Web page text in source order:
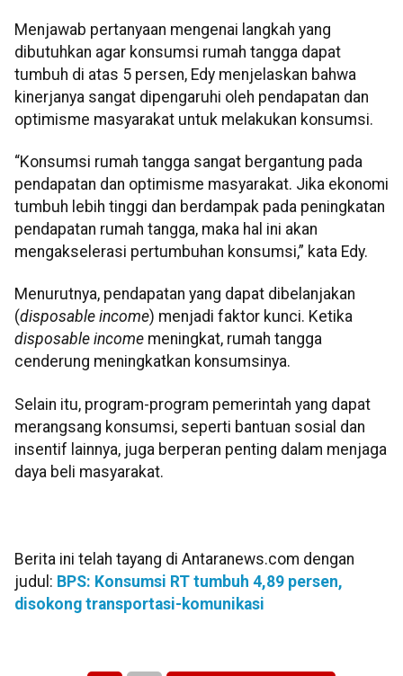
Menjawab pertanyaan mengenai langkah yang
dibutuhkan agar konsumsi rumah tangga dapat
tumbuh di atas 5 persen, Edy menjelaskan bahwa
kinerjanya sangat dipengaruhi oleh pendapatan dan
optimisme masyarakat untuk melakukan konsumsi.
“Konsumsi rumah tangga sangat bergantung pada
pendapatan dan optimisme masyarakat. Jika ekonomi
tumbuh lebih tinggi dan berdampak pada peningkatan
pendapatan rumah tangga, maka hal ini akan
mengakselerasi pertumbuhan konsumsi,” kata Edy.
Menurutnya, pendapatan yang dapat dibelanjakan
(disposable income) menjadi faktor kunci. Ketika
disposable income meningkat, rumah tangga
cenderung meningkatkan konsumsinya.
Selain itu, program-program pemerintah yang dapat
merangsang konsumsi, seperti bantuan sosial dan
insentif lainnya, juga berperan penting dalam menjaga
daya beli masyarakat.
Berita ini telah tayang di Antaranews.com dengan
judul: BPS: Konsumsi RT tumbuh 4,89 persen,
disokong transportasi-komunikasi